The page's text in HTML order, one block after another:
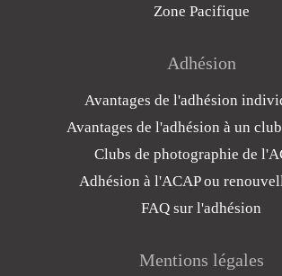
Zone Pacifique
Adhésion
Avantages de l'adhésion
Avantages de l'adhésion à un
Clubs de photographie de
Adhésion à l'ACAP ou
FAQ sur l'adhésion
Mentions légales